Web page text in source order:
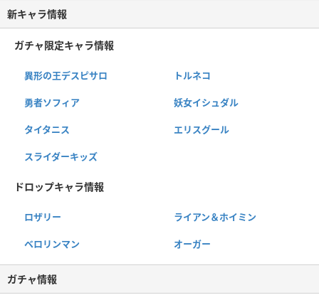
新キャラ情報
ガチャ限定キャラ情報
異形の王デスピサロ トルネコ
勇者ソフィア 妖女イシュダル
タイタニス エリスグール
スライダーキッズ
ドロップキャラ情報
ロザリー ライアン＆ホイミン
ベロリンマン オーガー
ガチャ情報